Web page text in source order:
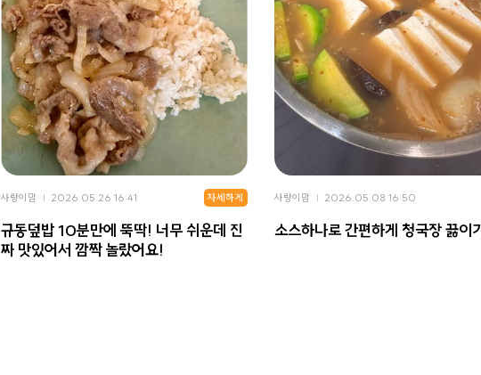
사랑이맘 2026.05.26 16:41
규동덮밥 10분만에 뚝딱! 너무 쉬운데 진
짜 맛있어서 깜짝 놀랐어요!
자세하게 사랑이맘 2026.05.08 16:50
소스하나로 간편하게 청국장 끓이기